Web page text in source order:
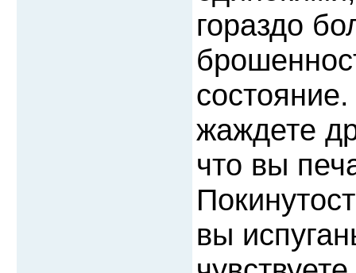
гораздо
жаждете
что вы
вы